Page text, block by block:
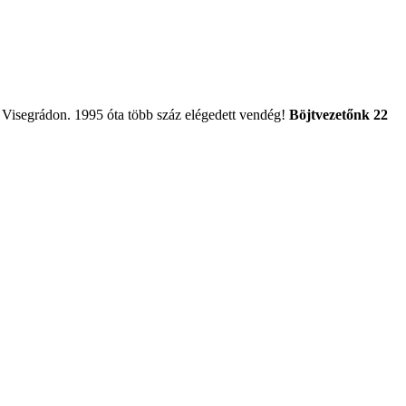
1995 óta több száz elégedett vendég! Böjtvezetőnk 22